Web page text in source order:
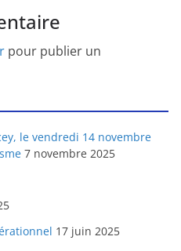
pour publier un
le vendredi 14 novembre
7 novembre 2025
17 juin 2025